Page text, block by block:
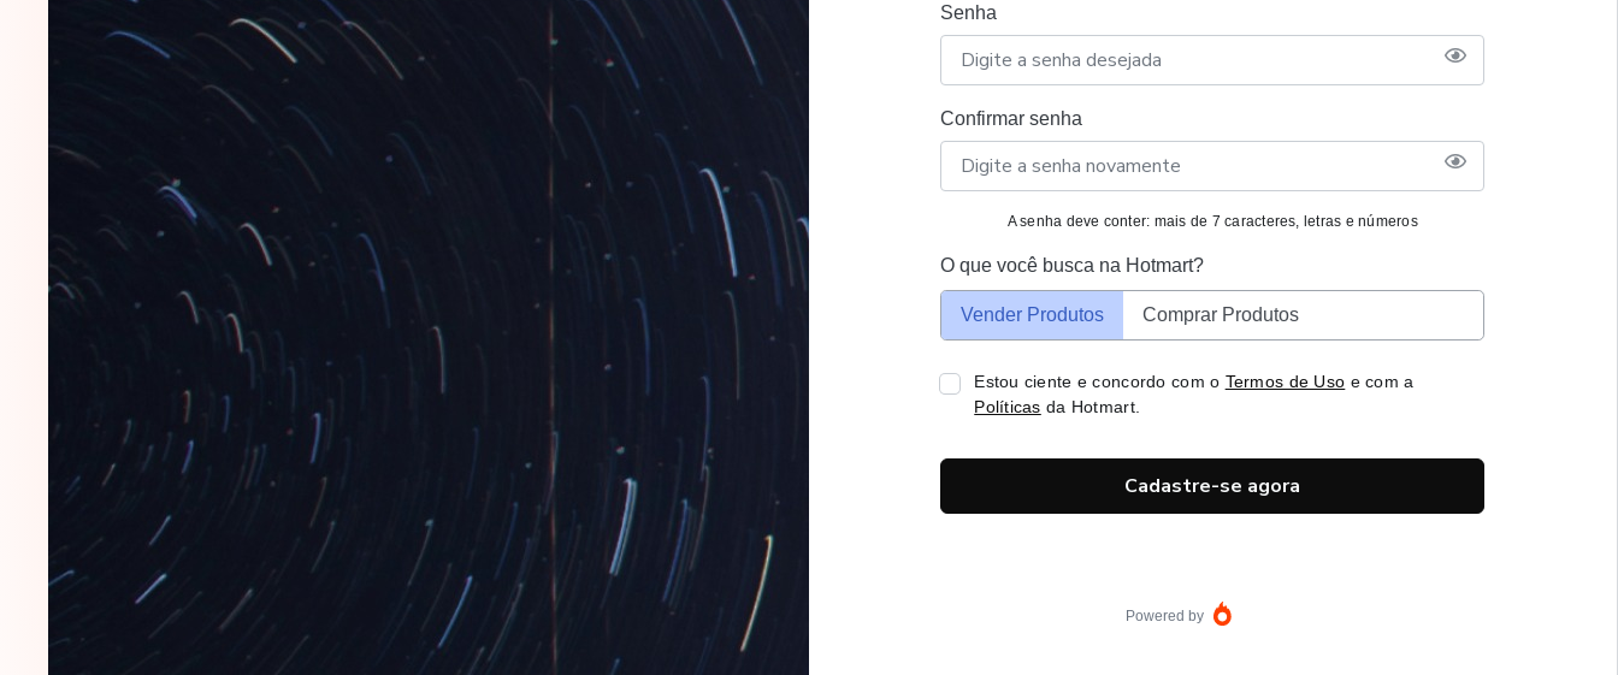
Senha
Confirmar senha
A senha deve conter: mais de 7 caracteres, letras e números
O que você busca na Hotmart?
Vender Produtos Comprar Produtos
Estou ciente e concordo com o Termos de Uso e com a
Políticas da Hotmart.
Cadastre-se agora
Powered by